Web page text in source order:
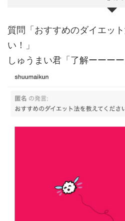
質問「おすすめのダイエッ
い！」
しゅうまい君「了解ーーーー